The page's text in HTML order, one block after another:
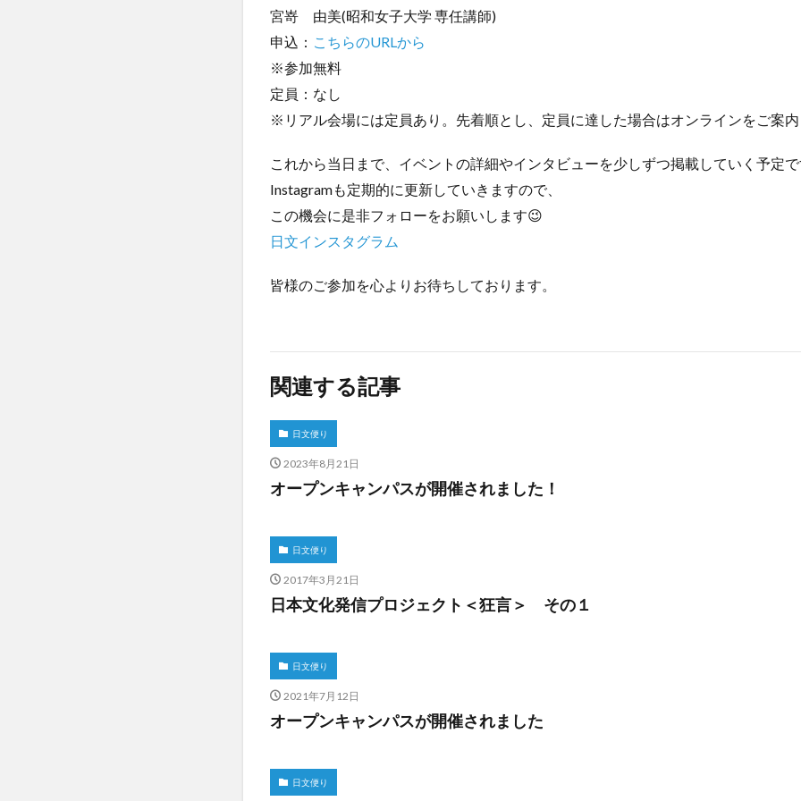
宮嵜 由美(昭和女子大学 専任講師)
申込： こちらのURLから
※参加無料
定員：なし
※リアル会場には定員あり。先着順とし、定員に達した場合はオンラインをご案内
これから当日まで、イベントの詳細やインタビューを少しずつ掲載していく予定で
Instagramも定期的に更新していきますので、
この機会に是非フォローをお願いします😉
日文インスタグラム
皆様のご参加を心よりお待ちしております。
関連する記事
日文便り
2023年8月21日
オープンキャンパスが開催されました！
日文便り
2017年3月21日
日本文化発信プロジェクト＜狂言＞ その１
日文便り
2021年7月12日
オープンキャンパスが開催されました
日文便り